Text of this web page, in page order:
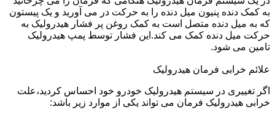
به کمک دنده پنیون میل دنده را به حرکت در می آورید و یک پیستون
که به میل دنده متصل است به کمک روغن پر فشار هیدرولیک به
حرکت میل دنده کمک می کند.این فشار توسط پمپ هیدرولیک
تامین می شود.
علائم خرابی فرمان هیدرولیک
اگر تغییری در سیستم هیدرولیک خودرو خود احساس کردید،علت
خرابی هیدرولیک فرمان می تواند یکی از موارد زیر باشد: